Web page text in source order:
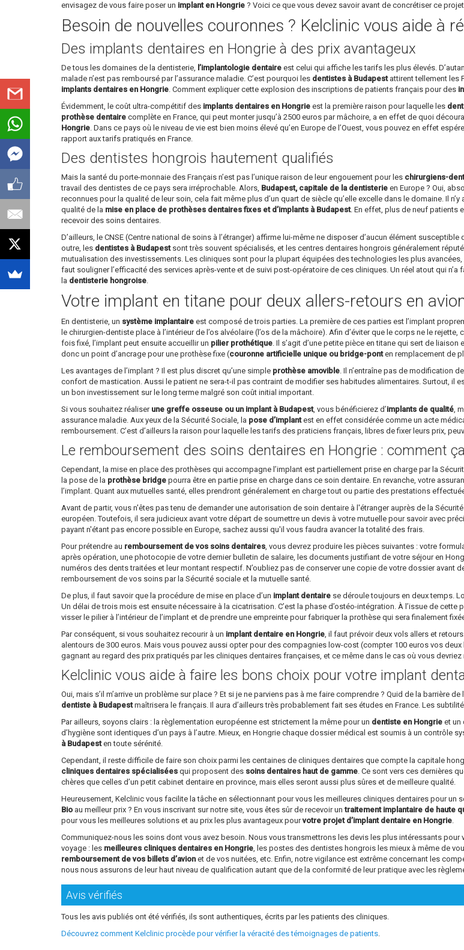
envisagez de vous faire poser un implant en Hongrie ? Voici ce que vous devez savoir avant de concrétiser ce
Besoin de nouvelles couronnes ? Kelclinic vous aide à
Des implants dentaires en Hongrie à des prix avantageux
De tous les domaines de la dentisterie, l’implantologie dentaire est celui qui affiche les tarifs les plus élevés.
malade n’est pas remboursé par l’assurance maladie. C’est pourquoi les dentistes à Budapestattirent tellement les
implants dentaires en Hongrie. Comment expliquer cette explosion des inscriptions de patients français pour des
Évidemment, le coût ultra-compétitif des implants dentaires en Hongrie est la première raison pour laquelle les
prothèse dentaire complète en France, qui peut monter jusqu’à 2500 euros par mâchoire, a en effet de quoi
Hongrie. Dans ce pays où le niveau de vie est bien moins élevé qu’en Europe de l’Ouest, vous pouvez en effet
rapport aux tarifs pratiqués en France.
Des dentistes hongrois hautement qualifiés
Mais la santé du porte-monnaie des Français n’est pas l’unique raison de leur engouement pour les chirurgiens-
travail des dentistes de ce pays sera irréprochable. Alors, Budapest, capitale de la dentisterie en Europe ? Oui,
reconnues pour la qualité de leur soin, cela fait même plus d’un quart de siècle qu’elle excelle dans le domaine. Il
qualité de la mise en place de prothèses dentaires fixes et d’implants à Budapest. En effet, plus de neuf patients
recevoir des soins dentaires.
D’ailleurs, le CNSE (Centre national de soins à l’étranger) affirme lui-même ne disposer d’aucun élément
outre, les dentistes à Budapestsont très souvent spécialisés, et les centres dentaires hongrois généralement
mutualisation des investissements. Les cliniques sont pour la plupart équipées des technologies les plus
faut souligner l’efficacité des services après-vente et de suivi post-opératoire de ces cliniques. Un réel atout qui
la dentisterie hongroise.
Votre implant en titane pour deux allers-retours en
En dentisterie, un système implantaire est composé de trois parties. La première de ces parties est l’implant
le chirurgien-dentiste place à l’intérieur de l’os alvéolaire (l’os de la mâchoire). Afin d’éviter que le corps ne le
fois fixé, l’implant peut ensuite accueillir un pilier prothétique. Il s’agit d’une petite pièce en titane qui sert de
donc un point d’ancrage pour une prothèse fixe (couronne artificielle unique ou bridge-ponten remplacement de
Les avantages de l’implant ? Il est plus discret qu’une simple prothèse amovible. Il n’entraîne pas de modification
confort de mastication. Aussi le patient ne sera-t-il pas contraint de modifier ses habitudes alimentaires. Surtout, il
un bon investissement sur le long terme malgré son coût initial important.
Si vous souhaitez réaliser une greffe osseuse ou un implant à Budapest, vous bénéficierez d’implants de qualité,
assurance maladie. Aux yeux de la Sécurité Sociale, la pose d’implantest en effet considérée comme un acte
remboursement. C’est d’ailleurs la raison pour laquelle les tarifs des praticiens français, libres de fixer leurs prix,
Le remboursement des soins dentaires en Hongrie : comment
Cependant, la mise en place des prothèses qui accompagne l’implant est partiellement prise en charge par la
la pose de la prothèse bridge pourra être en partie prise en charge dans ce soin dentaire. En revanche, votre
l’implant. Quant aux mutuelles santé, elles prendront généralement en charge tout ou partie des prestations
Avant de partir, vous n'êtes pas tenu de demander une autorisation de soin dentaire à l'étranger auprès de la
européen. Toutefois, il sera judicieux avant votre départ de soumettre un devis à votre mutuelle pour savoir avec
payant n'étant pas encore possible en Europe, sachez aussi qu'il vous faudra avancer la totalité des frais.
Pour prétendre au remboursement de vos soins dentaires, vous devrez produire les pièces suivantes : votre
après opération, une photocopie de votre dernier bulletin de salaire, les documents justifiant de votre séjour en
numéros des dents traitées et leur montant respectif. N’oubliez pas de conserver une copie de votre dossier avant
remboursement de vos soins par la Sécurité sociale et la mutuelle santé.
De plus, il faut savoir que la procédure de mise en place d’un implant dentaire se déroule toujours en deux temps.
Un délai de trois mois est ensuite nécessaire à la cicatrisation. C’est la phase d’ostéo-intégration. À l’issue de
visser le pilier à l’intérieur de l’implant et de prendre une empreinte pour fabriquer la prothèse qui sera finalement
Par conséquent, si vous souhaitez recourir à un implant dentaire en Hongrie, il faut prévoir deux vols allers et
alentours de 300 euros. Mais vous pouvez aussi opter pour des compagnies low-cost (compter 100 euros vos
gagnant au regard des prix pratiqués par les cliniques dentaires françaises, et ce même dans le cas où vous
Kelclinic vous aide à faire les bons choix pour votre implant
Oui, mais s’il m’arrive un problème sur place ? Et si je ne parviens pas à me faire comprendre ? Quid de la barrière
dentiste à Budapestmaîtrisera le français. Il aura d’ailleurs très probablement fait ses études en France. Les
Par ailleurs, soyons clairs : la règlementation européenne est strictement la même pour un dentiste en Hongrie et un
d’hygiène sont identiques d’un pays à l’autre. Mieux, en Hongrie chaque dossier médical est soumis à un contrôle
à Budapesten toute sérénité.
Cependant, il reste difficile de faire son choix parmi les centaines de cliniques dentaires que compte la capitale
cliniques dentaires spécialisées qui proposent des soins dentaires haut de gamme. Ce sont vers ces dernières
chères que celles d’un petit cabinet dentaire en province, mais elles seront aussi plus sûres et de meilleure qualité.
Heureusement, Kelclinic vous facilite la tâche en sélectionnant pour vous les meilleures cliniques dentaires pour un
Bio au meilleur prix ? En vous inscrivant sur notre site, vous êtes sûr de recevoir untraitement implantaire de haute
pour vous les meilleures solutions et au prix les plus avantageux pourvotre projet d’implant dentaire en Hongrie.
Communiquez-nous les soins dont vous avez besoin. Nous vous transmettrons les devis les plus intéressants
voyage : les meilleures cliniques dentaires en Hongrie, les postes des dentistes hongrois les mieux à même de
remboursement de vos billets d’avion et de vos nuitées, etc. Enfin, notre vigilance est extrême concernant les
nous nous assurons de leur haut niveau de qualification autant que de la conformité de leur pratique avec les
Avis vérifiés
Tous les avis publiés ont été vérifiés, ils sont authentiques, écrits par les patients des cliniques.
Découvrez comment Kelclinic procède pour vérifier la véracité des témoignages de patients.